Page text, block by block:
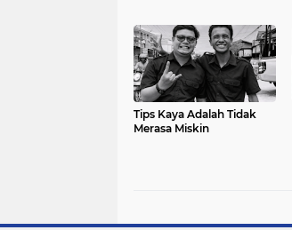
Tips Kaya Adalah Tidak
Merasa Miskin